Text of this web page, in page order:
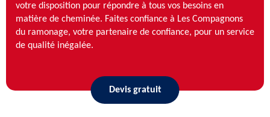
votre disposition pour répondre à tous vos besoins en
matière de cheminée. Faites confiance à Les Compagnons
du ramonage, votre partenaire de confiance, pour un service
de qualité inégalée.
Devis gratuit